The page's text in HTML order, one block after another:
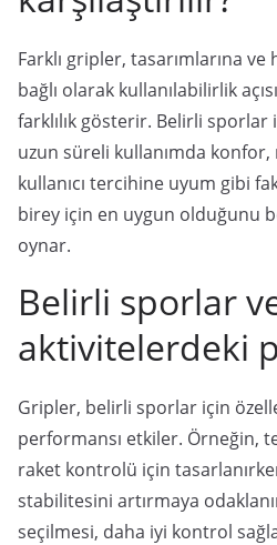
Farklı gripler, tasarımlarına
bağlı olarak kullanılabilirlik
farklılık gösterir. Belirli
uzun süreli kullanımda konfor,
kullanıcı tercihine uyum gibi
birey için en uygun olduğunu
oynar.
Belirli sporlar
aktivitelerdeki
Gripler, belirli sporlar için
performansı etkiler. Örneğin,
raket kontrolü için
stabilitesini artırmaya
seçilmesi, daha iyi kontrol